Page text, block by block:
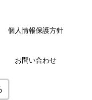
個人情報保護方針
お問い合わせ